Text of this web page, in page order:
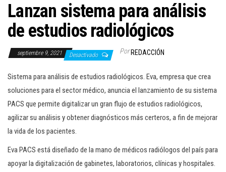
Lanzan sistema para análisis
de estudios radiológicos
septiembre 9, 2021 Desactivado Por REDACCIÓN
Sistema para análisis de estudios radiológicos. Eva, empresa que crea
soluciones para el sector médico, anuncia el lanzamiento de su sistema
PACS que permite digitalizar un gran flujo de estudios radiológicos,
agilizar su análisis y obtener diagnósticos más certeros, a fin de mejorar
la vida de los pacientes.
Eva PACS está diseñado de la mano de médicos radiólogos del país para
apoyar la digitalización de gabinetes, laboratorios, clínicas y hospitales.